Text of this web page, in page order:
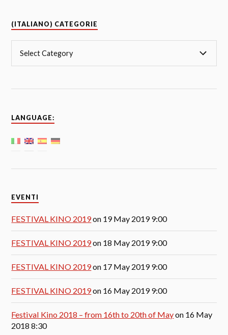
(ITALIANO) CATEGORIE
LANGUAGE:
EVENTI
FESTIVAL KINO 2019on 19 May 2019 9:00
FESTIVAL KINO 2019on 18 May 2019 9:00
FESTIVAL KINO 2019on 17 May 2019 9:00
FESTIVAL KINO 2019on 16 May 2019 9:00
Festival Kino 2018 – from 16th to 20th of Mayon 16 May
2018 8:30